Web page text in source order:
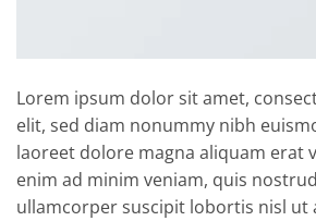
Lorem ipsum dolor sit amet,
elit, sed diam nonummy nibh
laoreet dolore magna aliquam erat
enim ad minim veniam, quis
ullamcorper suscipit lobortis nisl ut